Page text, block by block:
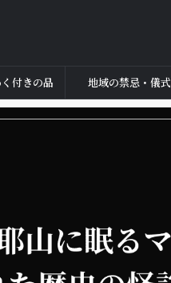
付きの品 地域の禁忌・儀式